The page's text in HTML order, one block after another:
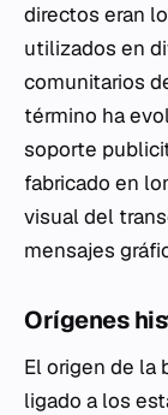
directos eran
utilizados en
comunitarios
término ha
soporte
fabricado en
visual del
mensajes
Orígenes
El origen de la
ligado a los